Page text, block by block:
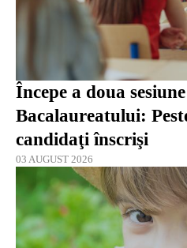
Începe a doua
Bacalaureatului:
candidaţi înscrişi
03 AUGUST 2026